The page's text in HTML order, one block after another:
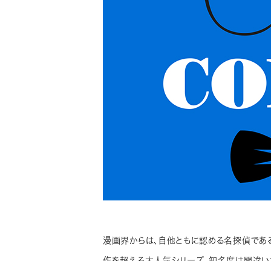
漫画界からは、自他ともに認める名探偵で